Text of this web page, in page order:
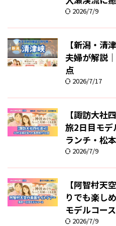
2026/7/9
【新潟・清
夫婦が解説
点
2026/7/17
【諏訪大社
旅2日目モデ
ランチ・松
2026/7/9
【阿智村天
りでも楽し
モデルコース
2026/7/9